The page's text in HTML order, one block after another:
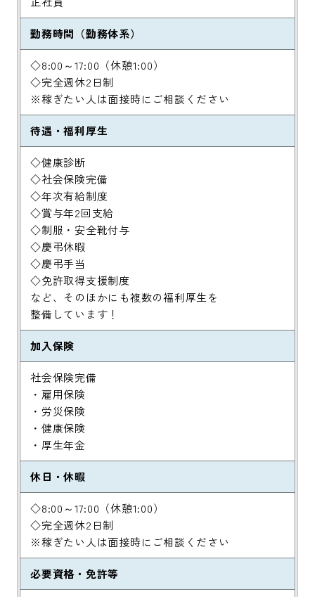
勤務時間（勤務体系）
◇8:00～17:00（休憩1:00）
◇完全週休2日制
※稼ぎたい人は面接時にご相談ください
待遇・福利厚生
◇健康診断
◇社会保険完備
◇年次有給制度
◇賞与年2回支給
◇制服・安全靴付与
◇慶弔休暇
◇慶弔手当
◇免許取得支援制度
など、そのほかにも複数の福利厚生を
整備しています！
加入保険
社会保険完備
・雇用保険
・労災保険
・健康保険
・厚生年金
休日・休暇
◇8:00～17:00（休憩1:00）
◇完全週休2日制
※稼ぎたい人は面接時にご相談ください
必要資格・免許等
必須：中型免許